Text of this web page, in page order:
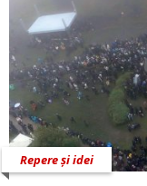
Repere și idei